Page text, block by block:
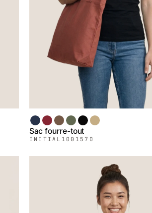
Bleu Minuit
ChiliChocolat
Vert Armée
NoirBlé
Sac fourre-tout
INITIAL 100157O